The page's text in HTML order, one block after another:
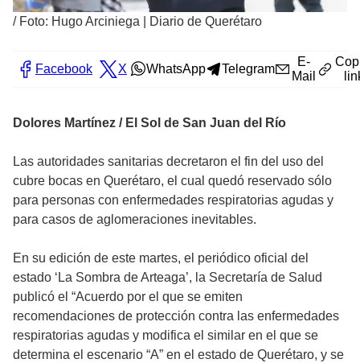
/ Foto: Hugo Arciniega | Diario de Querétaro
Facebook X WhatsApp Telegram
E-
Mail
Dolores Martínez / El Sol de San Juan del Río
Las autoridades sanitarias decretaron el fin del uso del
cubre bocas en Querétaro, el cual quedó reservado sólo
para personas con enfermedades respiratorias agudas y
para casos de aglomeraciones inevitables.
En su edición de este martes, el periódico oficial del
estado ‘La Sombra de Arteaga’, la Secretaría de Salud
publicó el “Acuerdo por el que se emiten
recomendaciones de protección contra las enfermedades
respiratorias agudas y modifica el similar en el que se
determina el escenario “A” en el estado de Querétaro, y se